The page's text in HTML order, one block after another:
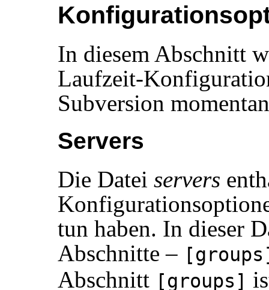
In diesem Abschnitt
Laufzeit-
Subversion
Servers
Die Datei servers
tun haben. In dieser
Abschnitte –
Abschnitt [groups]